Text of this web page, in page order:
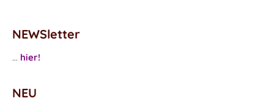
NEWSletter
... hier!
NEU